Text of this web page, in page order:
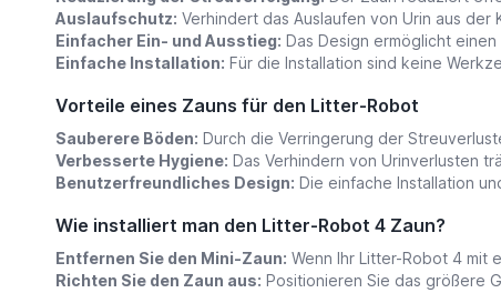
Auslaufschutz: Verhindert das Auslaufen von Urin aus
Einfacher Ein- und Ausstieg: Das Design ermöglicht
Einfache Installation: Für die Installation sind keine
Vorteile eines Zauns für den Litter-Robot
Sauberere Böden: Durch die Verringerung der
Verbesserte Hygiene: Das Verhindern von Urinverlusten
Benutzerfreundliches Design: Die einfache Installation
Wie installiert man den Litter-Robot 4 Zaun?
Entfernen Sie den Mini-Zaun: Wenn Ihr Litter-Robot 4 mit
Richten Sie den Zaun aus: Positionieren Sie das größere